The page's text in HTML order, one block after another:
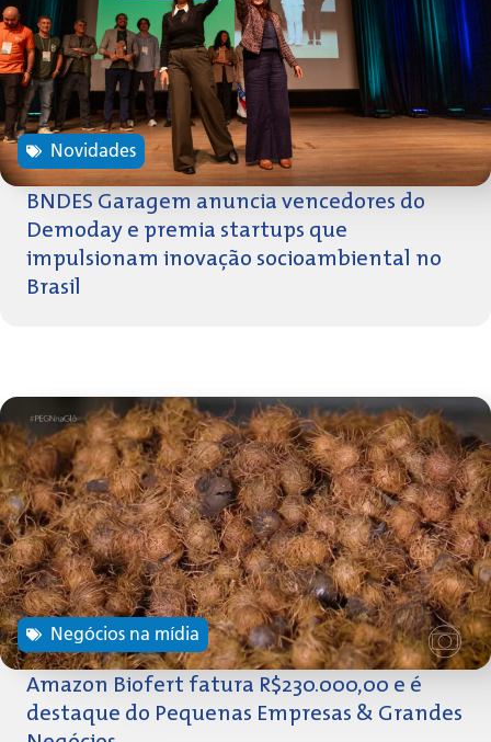
Novidades
BNDES Garagem anuncia vencedores do
Demoday e premia startups que
impulsionam inovação socioambiental no
Brasil
Negócios na mídia
Amazon Biofert fatura R$230.000,00 e é
destaque do Pequenas Empresas & Grandes